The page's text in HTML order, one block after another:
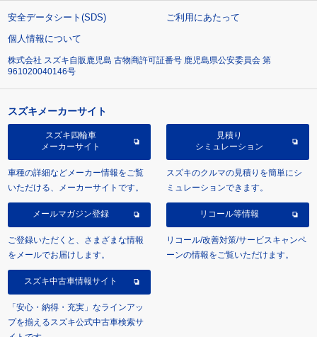
安全データシート(SDS)
ご利用にあたって
個人情報について
株式会社 スズキ自販鹿児島 古物商許可証番号 鹿児島県公安委員会 第
961020040146号
スズキメーカーサイト
スズキ四輪車
メーカーサイト
車種の詳細などメーカー情報をご覧
いただける、メーカーサイトです。
見積り
シミュレーション
スズキのクルマの見積りを簡単にシ
ミュレーションできます。
メールマガジン登録
ご登録いただくと、さまざまな情報
をメールでお届けします。
リコール等情報
リコール/改善対策/サービスキャンペ
ーンの情報をご覧いただけます。
スズキ中古車情報サイト
「安心・納得・充実」なラインアッ
プを揃えるスズキ公式中古車検索サ